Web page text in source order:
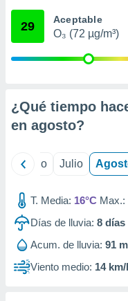
e
publicidad
1199
29 Aceptable
O₃ (72 µg/m³)
¿Qué tiempo
en agosto?
Junio Julio
T. Media: 16°C Max.:
Días de lluvia: 8 días
Acum. de lluvia: 91
Viento medio: 14